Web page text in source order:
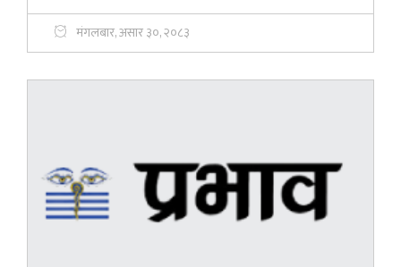
मंगलबार, असार ३०, २०८३